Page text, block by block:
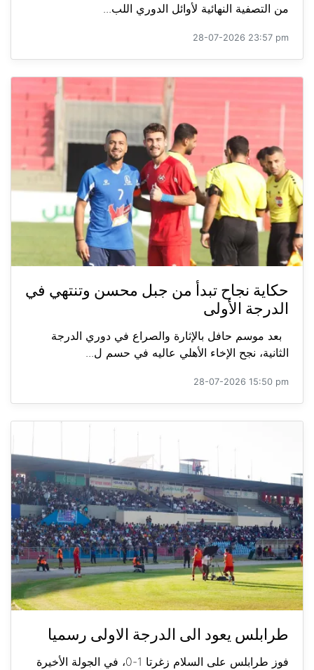
من التصفية النهائية لأوائل الدوري اللب...
28-07-2026 23:57 pm
حكاية نجاح تبدأ من جبل محسن وتنتهي في
الدرجة الأولى
بعد موسم حافل بالإثارة والصراع في دوري الدرجة
الثانية، نجح الإخاء الأهلي عاليه في حسم ل...
28-07-2026 15:50 pm
طرابلس يعود الى الدرجة الاولى رسميا
فوز طرابلس على السلام زغرتا 1-0، في الجولة الأخيرة